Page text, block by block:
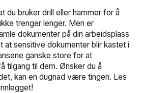
du bruker drill eller hammer for å
trenger lenger. Men er
dokumenter på din arbeidsplass
at sensitive dokumenter blir kastet i
ganske store for at
tilgang til dem. Ønsker du å
kan en dugnad være tingen. Les